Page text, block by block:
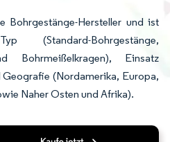
Bohrgestänge-Hersteller und ist
Bohrgestänge,
Bohrmeißelkragen), Einsatz
(Nordamerika, Europa,
Naher Osten und Afrika).